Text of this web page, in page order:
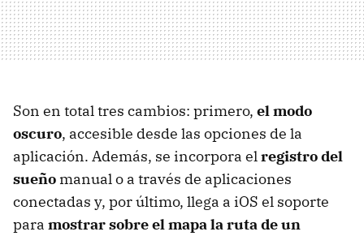
Son en total tres cambios: primero, el modo
oscuro, accesible desde las opciones de la
aplicación. Además, se incorpora elregistro del
sueño manual o a través de aplicaciones
conectadas y, por último, llega a iOS el soporte
para mostrar sobre el mapa la ruta de un